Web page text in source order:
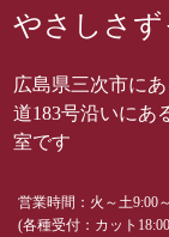
やさしさ
広島県三次市に
道183号沿いにあ
室です
営業時間：火～土9:00
(各種受付：カット